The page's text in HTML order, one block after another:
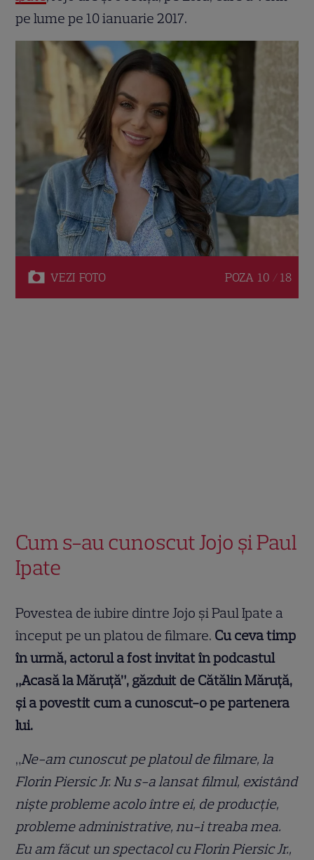
pe lume pe 10 ianuarie 2017.
VEZI FOTO POZA 10 / 18
Cum s-au cunoscut Jojo și Paul
Ipate
Povestea de iubire dintre Jojo și Paul Ipate a
început pe un platou de filmare. Cu ceva timp
în urmă, actorul a fost invitat în podcastul
„Acasă la Măruță”, găzduit de Cătălin Măruță,
și a povestit cum a cunoscut-o pe partenera
lui.
„Ne-am cunoscut pe platoul de filmare, la
Florin Piersic Jr. Nu s-a lansat filmul, existând
niște probleme acolo între ei, de producție,
probleme administrative, nu-i treaba mea.
Eu am făcut un spectacol cu Florin Piersic Jr.,